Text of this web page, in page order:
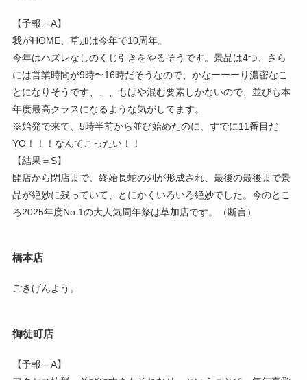
【予報＝A】
我がHOME、草加は今年で10周年。
今年はハズレなしのくじ引きをやるそうです。景品は4つ、さら
には営業時間が9時〜16時だそうなので、かなーーーり濃密なこ
とになりそうです、、、もはや混む要素しかないので、並びも本
年度最高クラスになるような気がしてます。
※始発で来て、5時半前から並び始めたのに、すでに11番目だ
YO！！！なんてこったい！！
【結果＝S】
開店から閉店まで、終始長蛇の列が形成され、最後の最後まで景
品が絶妙に残っていて、とにかくいろいろ絶妙でした。今のとこ
ろ2025年度No.1の大人気周年祭は草加店です。（断言）
橋本店
ごきげんよう。
御徒町店
【予報＝A】